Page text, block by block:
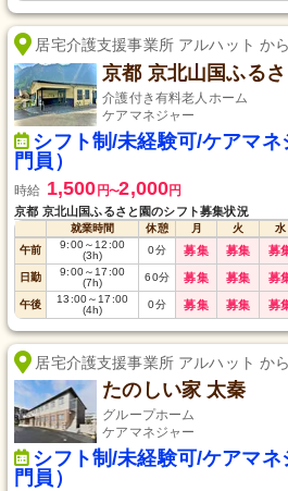
居宅介護支援事業所 アルハット から
京都 京北山国ふるさ
介護付き有料老人ホーム
ケアマネジャー
シフト制/未経験可/ケアマ
門員）
時給 1,500 円〜2,000円
京都 京北山国ふるさと園のシフト募集状況
就業時間 休憩 月 火 水
午前
9:00～12:00
(3h)
0分 募集 募集 募
日勤 9:00～17:00
(7h)
60分 募集 募集 募
午後 13:00～17:00
(4h)
0分 募集 募集 募
居宅介護支援事業所 アルハット から
たのしい家 太秦
グループホーム
ケアマネジャー
シフト制/未経験可/ケアマ
門員）